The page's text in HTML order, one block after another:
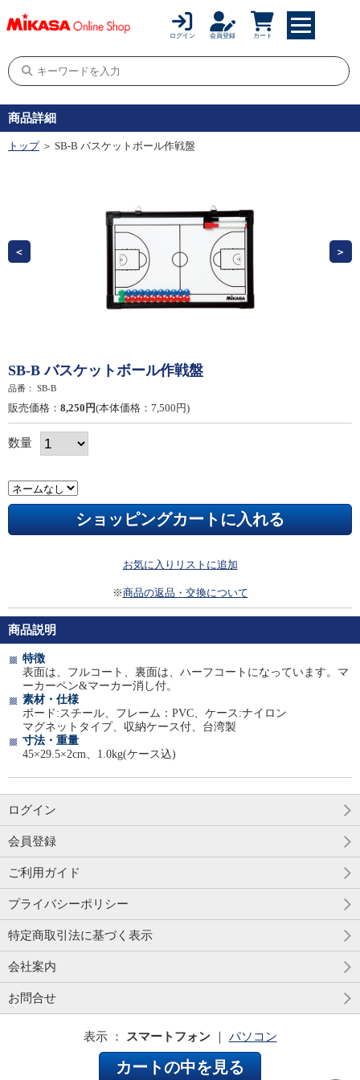
ログイン 会員登録 カート
商品詳細
トップ＞ SB-B バスケットボール作戦盤
SB-B バスケットボール作戦盤
品番： SB-B
販売価格： 8,250円(本体価格：7,500円)
数量
お気に入りリストに追加
※商品の返品・交換について
商品説明
特徴
表面は、フルコート、裏面は、ハーフコートになっています。マ
ーカーペン&マーカー消し付。
素材・仕様
ボード:スチール、フレーム：PVC、ケース:ナイロン
マグネットタイプ、収納ケース付、台湾製
寸法・重量
45×29.5×2cm、1.0kg(ケース込)
ログイン
会員登録
ご利用ガイド
プライバシーポリシー
特定商取引法に基づく表示
会社案内
お問合せ
表示 ： スマートフォン｜ パソコン
カートの中を見る